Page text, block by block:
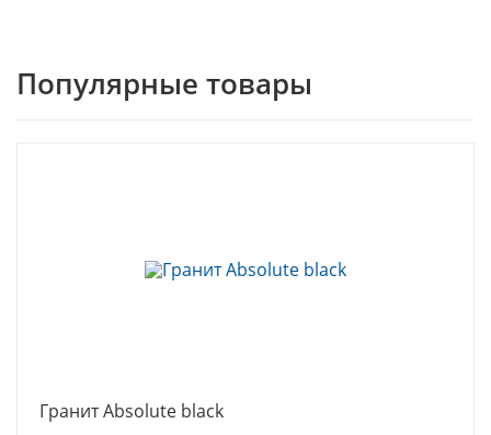
Популярные товары
Гранит Absolute black